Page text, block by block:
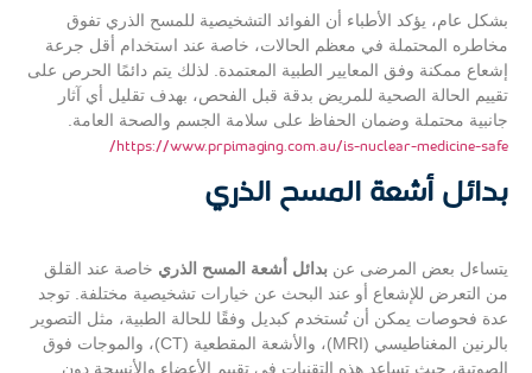
بشكل عام، يؤكد الأطباء أن الفوائد التشخيصية للمسح الذري تفوق
مخاطره المحتملة في معظم الحالات، خاصة عند استخدام أقل جرعة
إشعاع ممكنة وفق المعايير الطبية المعتمدة. لذلك يتم دائمًا الحرص على
تقييم الحالة الصحية للمريض بدقة قبل الفحص، بهدف تقليل أي آثار
جانبية محتملة وضمان الحفاظ على سلامة الجسم والصحة العامة.
https://www.prpimaging.com.au/is-nuclear-medicine-safe/
بدائل أشعة المسح الذري
يتساءل بعض المرضى عن بدائل أشعة المسح الذري خاصة عند القلق
من التعرض للإشعاع أو عند البحث عن خيارات تشخيصية مختلفة. توجد
عدة فحوصات يمكن أن تُستخدم كبديل وفقًا للحالة الطبية، مثل التصوير
بالرنين المغناطيسي (MRI)، والأشعة المقطعية (CT)، والموجات فوق
الصوتية، حيث تساعد هذه التقنيات في تقييم الأعضاء والأنسجة دون